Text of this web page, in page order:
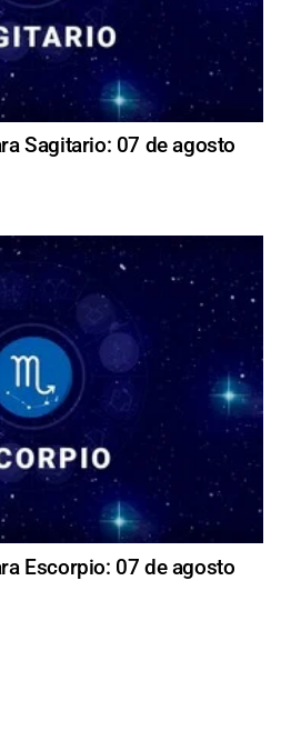
Sagitario: 07 de agosto
Escorpio: 07 de agosto